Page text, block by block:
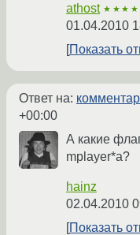
athost
01.04.2010
Показать
Ответ на:
+00:00
А какие
mplayer*a?
hainz
02.04.2010
Показать